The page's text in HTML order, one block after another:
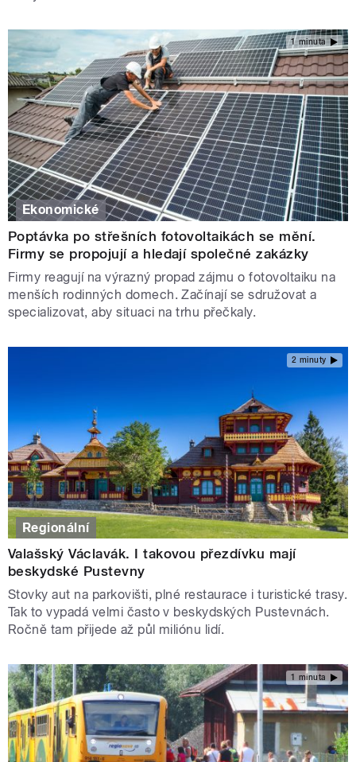
1 minuta
Ekonomické
Poptávka po střešních fotovoltaikách se mění.
Firmy se propojují a hledají společné zakázky
Firmy reagují na výrazný propad zájmu o fotovoltaiku na
menších rodinných domech. Začínají se sdružovat a
specializovat, aby situaci na trhu přečkaly.
2 minuty
Regionální
Valašský Václavák. I takovou přezdívku mají
beskydské Pustevny
Stovky aut na parkovišti, plné restaurace i turistické trasy.
Tak to vypadá velmi často v beskydských Pustevnách.
Ročně tam přijede až půl miliónu lidí.
1 minuta